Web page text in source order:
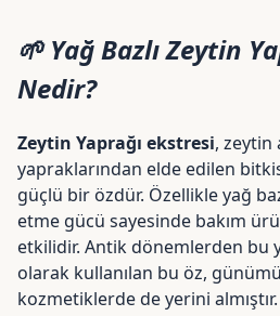
🌱 Yağ Bazlı Zeytin
Nedir?
Zeytin Yaprağı ekstresi, zeytin
yapraklarından elde edilen
güçlü bir özdür. Özellikle yağ
etme gücü sayesinde bakım
etkilidir. Antik dönemlerden bu
olarak kullanılan bu öz,
kozmetiklerde de yerini almıştır.